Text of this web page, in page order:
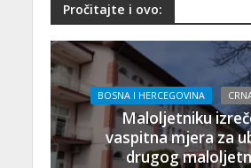
Pročitajte i ovo:
BOSNA I HERCEGOVINA
Maloljetniku
vaspitna mjera za
drugog